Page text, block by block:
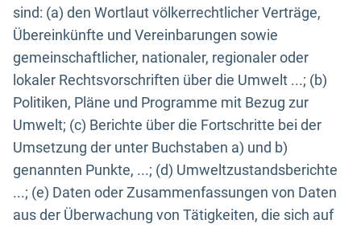
sind: (a) den Wortlaut völkerrechtlicher Verträge,
Übereinkünfte und Vereinbarungen sowie
gemeinschaftlicher, nationaler, regionaler oder
lokaler Rechtsvorschriften über die Umwelt ...; (b)
Politiken, Pläne und Programme mit Bezug zur
Umwelt; (c) Berichte über die Fortschritte bei der
Umsetzung der unter Buchstaben a) und b)
genannten Punkte, ...; (d) Umweltzustandsberichte
...; (e) Daten oder Zusammenfassungen von Daten
aus der Überwachung von Tätigkeiten, die sich auf